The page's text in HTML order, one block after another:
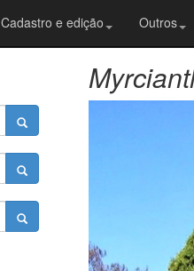
Cadastro e edição Outros